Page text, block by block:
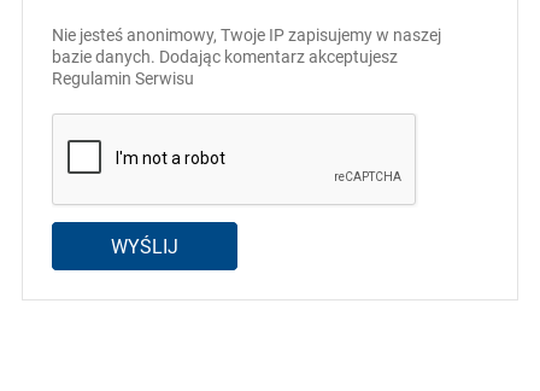
Nie jesteś anonimowy, Twoje IP zapisujemy w naszej
bazie danych. Dodając komentarz akceptujesz
Regulamin Serwisu
WYŚLIJ